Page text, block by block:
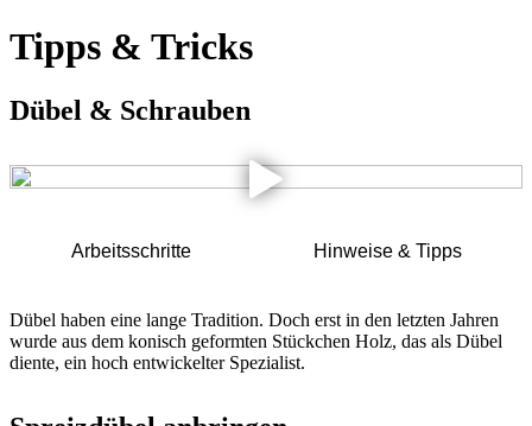
Tipps & Tricks
Dübel & Schrauben
Arbeitsschritte Hinweise & Tipps
Dübel haben eine lange Tradition. Doch erst in den letzten Jahren
wurde aus dem konisch geformten Stückchen Holz, das als Dübel
diente, ein hoch entwickelter Spezialist.